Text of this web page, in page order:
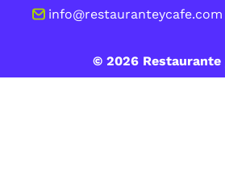
info@restauranteycafe.com
© 2026 Restaurante